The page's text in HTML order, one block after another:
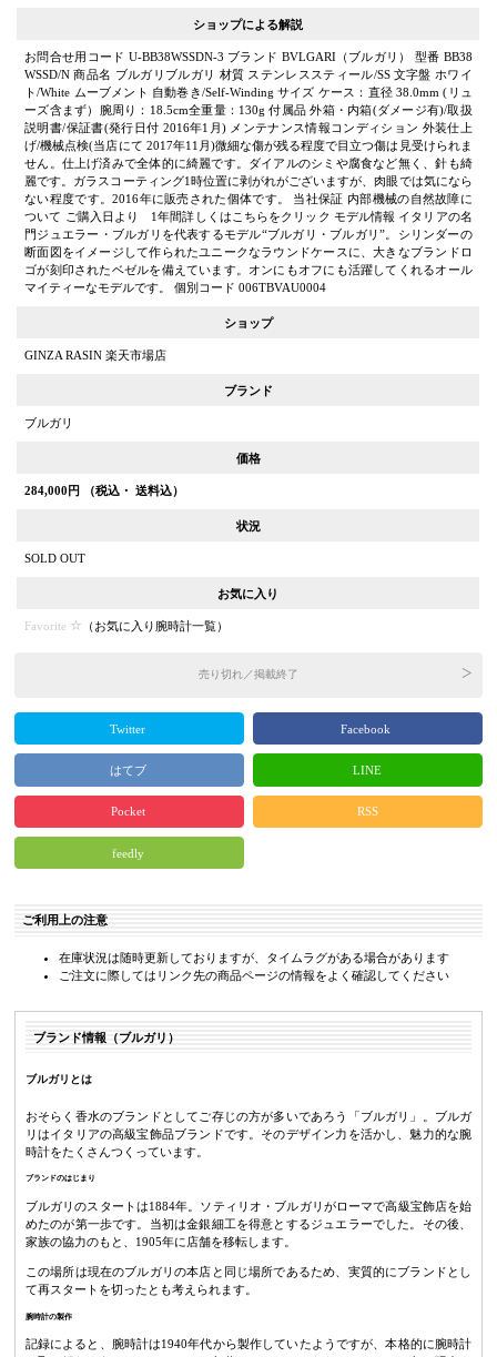
ショップによる解説
お問合せ用コード U-BB38WSSDN-3 ブランド BVLGARI（ブルガリ） 型番 BB38
WSSD/N 商品名 ブルガリブルガリ 材質 ステンレススティール/SS 文字盤 ホワイ
ト/White ムーブメント 自動巻き/Self-Winding サイズ ケース：直径 38.0mm (リュ
ーズ含まず）腕周り：18.5cm全重量：130g 付属品 外箱・内箱(ダメージ有)/取扱
説明書/保証書(発行日付 2016年1月) メンテナンス情報コンディション 外装仕上
げ/機械点検(当店にて 2017年11月)微細な傷が残る程度で目立つ傷は見受けられま
せん。仕上げ済みで全体的に綺麗です。ダイアルのシミや腐食など無く、針も綺
麗です。ガラスコーティング1時位置に剥がれがございますが、肉眼では気になら
ない程度です。2016年に販売された個体です。 当社保証 内部機械の自然故障に
ついて ご購入日より 1年間詳しくはこちらをクリック モデル情報 イタリアの名
門ジュエラー・ブルガリを代表するモデル“ブルガリ・ブルガリ”。シリンダーの
断面図をイメージして作られたユニークなラウンドケースに、大きなブランドロ
ゴが刻印されたベゼルを備えています。オンにもオフにも活躍してくれるオール
マイティーなモデルです。 個別コード 006TBVAU0004
ショップ
GINZA RASIN 楽天市場店
ブランド
ブルガリ
価格
284,000 円 （税込・ 送料込）
状況
SOLD OUT
お気に入り
Favorite （お気に入り腕時計一覧）
売り切れ／掲載終了
Twitter Facebook
はてブ LINE
Pocket RSS
feedly
ご利用上の注意
在庫状況は随時更新しておりますが、タイムラグがある場合があります
ご注文に際してはリンク先の商品ページの情報をよく確認してください
ブランド情報（ブルガリ）
ブルガリとは
おそらく香水のブランドとしてご存じの方が多いであろう「ブルガリ」。ブルガ
リはイタリアの高級宝飾品ブランドです。そのデザイン力を活かし、魅力的な腕
時計をたくさんつくっています。
ブランドのはじまり
ブルガリのスタートは1884年。ソティリオ・ブルガリがローマで高級宝飾店を始
めたのが第一歩です。当初は金銀細工を得意とするジュエラーでした。その後、
家族の協力のもと、1905年に店舗を移転します。
この場所は現在のブルガリの本店と同じ場所であるため、実質的にブランドとし
て再スタートを切ったとも考えられます。
腕時計の製作
記録によると、腕時計は1940年代から製作していたようですが、本格的に腕時計